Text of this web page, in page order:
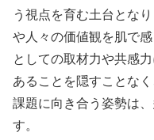
う視点を育む土台とな
や人々の価値観を肌で
としての取材力や共感
あることを隠すことな
課題に向き合う姿勢は
す。